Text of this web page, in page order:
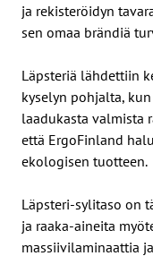
ja rekisteröidyn
sen omaa brändiä
Läpsteriä lähdettiin
kyselyn pohjalta,
laadukasta valmista
että ErgoFinland
ekologisen tuotteen.
Läpsteri-sylitaso on
ja raaka-aineita
massiivilaminaattia